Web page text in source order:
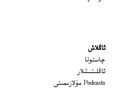
ئاڭلاش
چاستوتا
ئاڭلىتىشلار
Podcasts مۇلازىمىتى